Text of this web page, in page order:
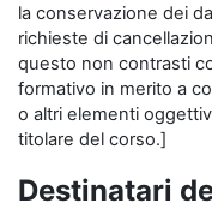
la conservazione dei
richieste di
questo non contrasti
formativo in merito a
o altri elementi
titolare del corso.]
Destinatari